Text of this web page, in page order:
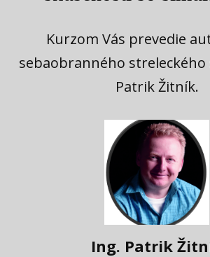
Kurzom Vás prevedie
sebaobranného
Patrik Žitník.
Ing. Patrik